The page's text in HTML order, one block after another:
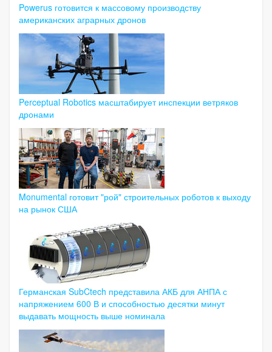
Powerus готовится к массовому производству
американских аграрных дронов
Perceptual Robotics масштабирует инспекции ветряков
дронами
Monumental готовит "рой" строительных роботов к выходу
на рынок США
Германская SubCtech представила АКБ для АНПА с
напряжением 600 В и способностью десятки минут
выдавать мощность выше номинала